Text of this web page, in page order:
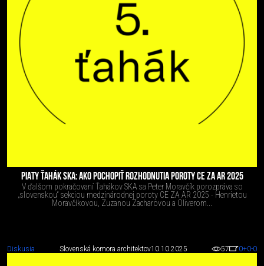
PIATY ŤAHÁK SKA: AKO POCHOPIŤ ROZHODNUTIA POROTY CE ZA AR 2025
V ďalšom pokračovaní Ťahákov SKA sa Peter Moravčík porozpráva so
„slovenskou“ sekciou medzinárodnej poroty CE ZA AR 2025 - Henrietou
Moravčíkovou, Zuzanou Zacharovou a Oliverom...
Diskusia Slovenská komora architektov10.10.2025 57 0+0-0